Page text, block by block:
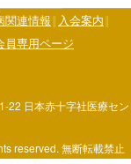
関連情報
入会案内
員専用ページ
22 日本赤十字社医療セン
reserved. 無断転載禁止